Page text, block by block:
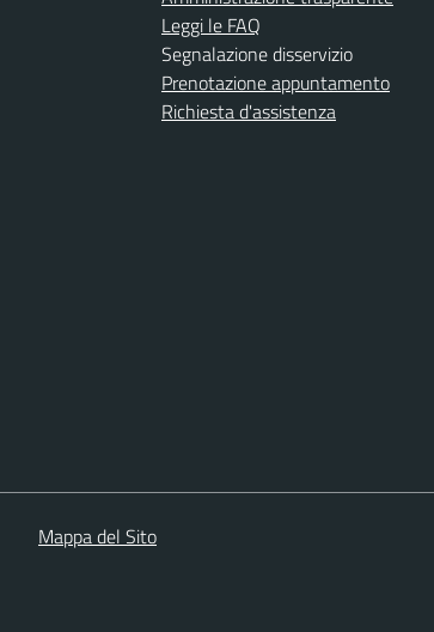
Leggi le FAQ
Segnalazione disservizio
Prenotazione appuntamento
Richiesta d'assistenza
Mappa del Sito